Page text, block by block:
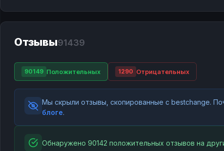
Отзывы91439
90149 Положительных 1290 Отрицательных
Мы скрыли отзывы, скопированные с bestchange.
блоге.
Обнаружено 90142 положительных отзывов на